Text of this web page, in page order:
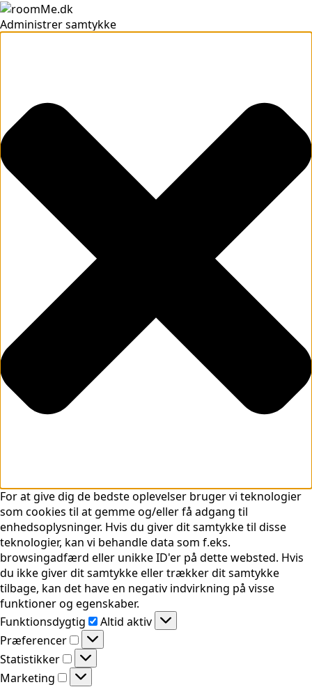
Administrer samtykke
For at give dig de bedste oplevelser bruger vi teknologier
som cookies til at gemme og/eller få adgang til
enhedsoplysninger. Hvis du giver dit samtykke til disse
teknologier, kan vi behandle data som f.eks.
browsingadfærd eller unikke ID'er på dette websted. Hvis
du ikke giver dit samtykke eller trækker dit samtykke
tilbage, kan det have en negativ indvirkning på visse
funktioner og egenskaber.
Funktionsdygtig
Funktionsdygtig
Altid aktiv
Præferencer
Præferencer
Statistikker
Statistikker
Marketing
Marketing